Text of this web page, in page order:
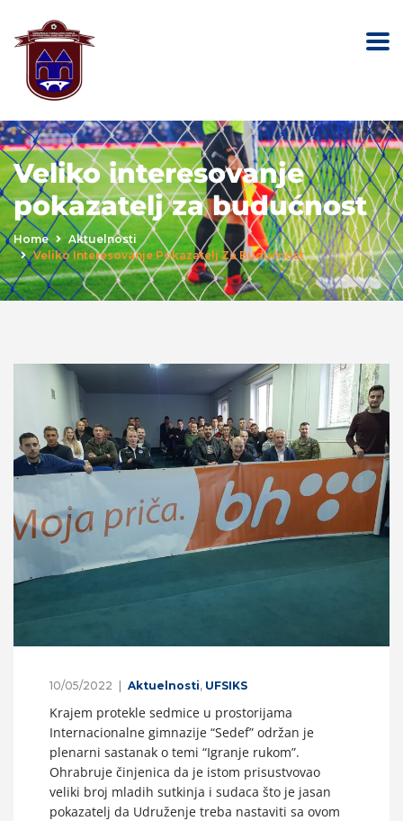
Veliko interesovanje
pokazatelj za budućnost
Home
Aktuelnosti
Veliko Interesovanje Pokazatelj Za Budućnost
10/05/2022 Aktuelnosti, UFSIKS
Krajem protekle sedmice u prostorijama
Internacionalne gimnazije “Sedef” održan je
plenarni sastanak o temi “Igranje rukom”.
Ohrabruje činjenica da je istom prisustvovao
veliki broj mladih sutkinja i sudaca što je jasan
pokazatelj da Udruženje treba nastaviti sa ovom